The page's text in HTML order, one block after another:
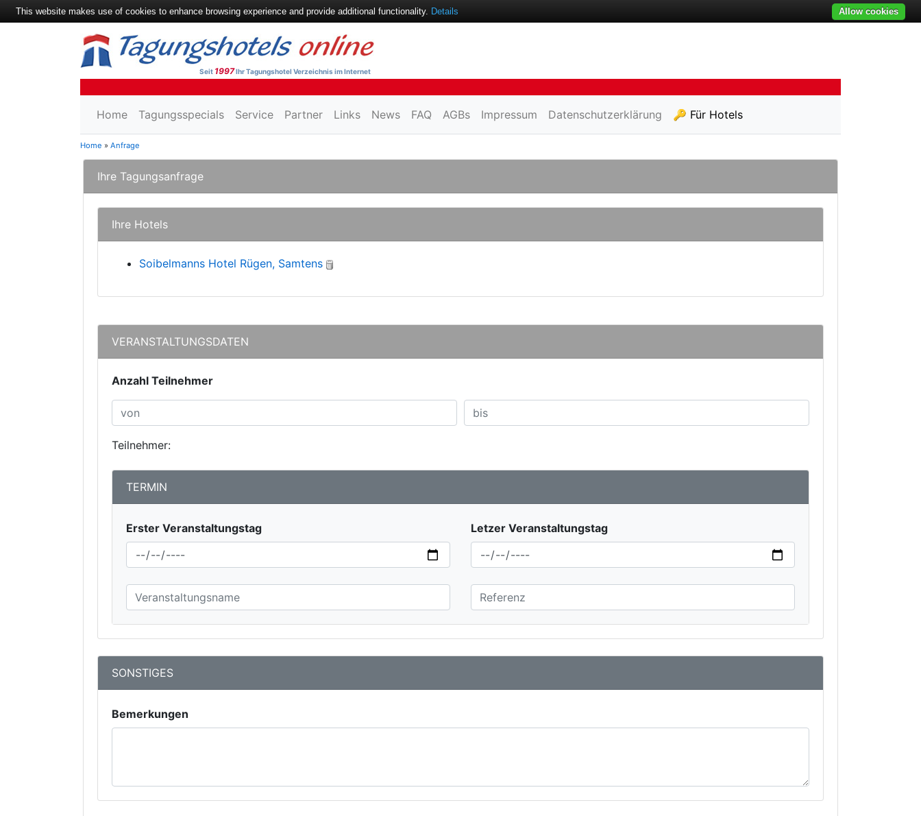
Seit 1997Ihr Tagungshotel Verzeichnis im Internet
Home Tagungsspecials Service Partner Links News FAQ AGBs Impressum Datenschutzerklärung 🔑 Für Hotels
Home » Anfrage
Ihre Tagungsanfrage
Ihre Hotels
Soibelmanns Hotel Rügen, Samtens
VERANSTALTUNGSDATEN
Anzahl Teilnehmer
Teilnehmer:
TERMIN
Erster Veranstaltungstag Letzer Veranstaltungstag
SONSTIGES
Bemerkungen
This website makes use of cookies to enhance browsing experience and provide additional functionality. Details Allow cookies